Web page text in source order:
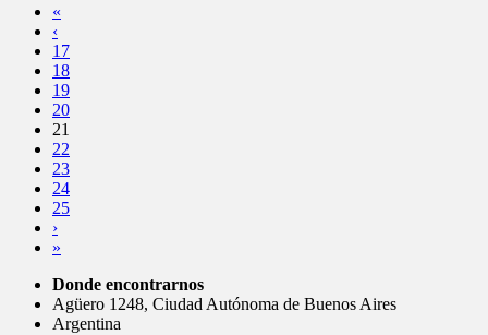
«
‹
17
18
19
20
21
22
23
24
25
›
»
Donde encontrarnos
Agüero 1248, Ciudad Autónoma de Buenos Aires
Argentina